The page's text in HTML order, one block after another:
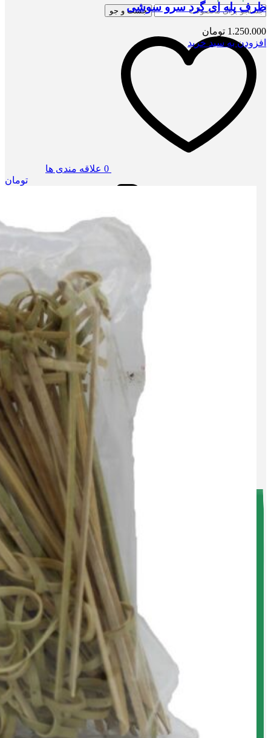
جست و جو
0 علاقه مندی ها
موارد 0
تومان
فهرست
ظرف پله ای گرد سرو سوشی
1.250.000 تومان
افزودن به سبد خرید